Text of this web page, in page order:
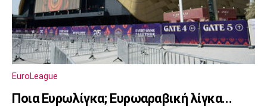
Λίβερπουλ
Μάντσεστερ
Γιουβέντους
EuroLeague
Ποια Ευρωλίγκα; Ευρωαραβική λίγκα...